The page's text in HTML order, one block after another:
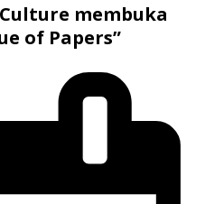
membuka
of Papers”